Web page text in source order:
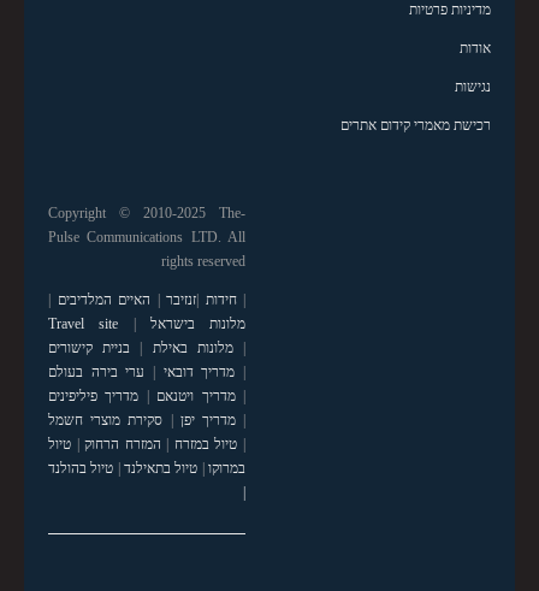
מדיניות פרטיות
אודות
נגישות
רכישת מאמרי קידום אתרים
Copyright © 2010-2025 The-
Pulse Communications LTD. All
rights reserved
|חידות זנזיבר האיים המלדיבים
מלונות בישראל
Travel site
|מלונות באילת
בניית קישורים
מדריך דובאי
ערי בירה בעולם
|מדריך ויטנאם
מדריך פיליפינים
|מדריך יפן
סקירת מוצרי חשמל
טיול במזרח המזרח הרחוק| טיול
במרוקו| טיול בתאילנד| טיול בהולנד